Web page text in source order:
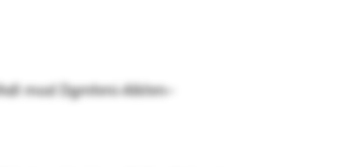
mod Dgmhmi-Alkhm-­